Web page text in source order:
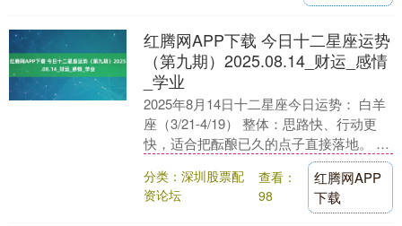
红腾网APP下载 今日十二星座运势
（第九期）2025.08.14_财运_感情
_学业
2025年8月14日十二星座今日运势： 白羊
座（3/21-4/19） 整体：思路快、行动更
快，适合把酝酿已久的点子直接落地。 感
情：单身者易遇到“工作相关桃花”....
分类：深圳股票配
资论坛
查看：
98
红腾网APP
下载